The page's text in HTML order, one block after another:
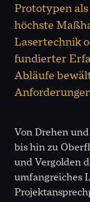
Prototypen
höchste
Lasertechnik
fundierter
Abläufe
Von Drehen
bis hin zu
und Vergolden
umfangreiches